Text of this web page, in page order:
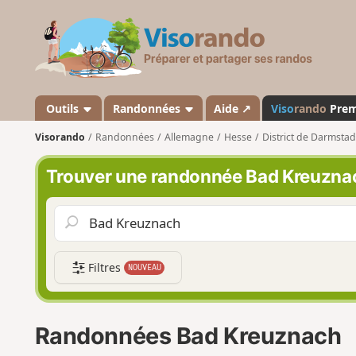
s
a
n
d
o
Outils Randonnées Aide ↗ Visorando
Visorando Randonnées Allemagne Hesse District de
Trouver une randonnée Bad
Filtres NOUVEAU
Randonnées Bad Kreuznach